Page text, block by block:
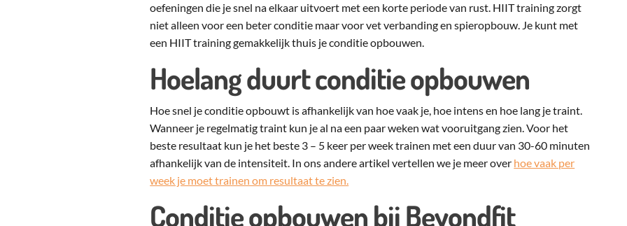
oefeningen die je snel na elkaar uitvoert met een korte periode van rust. HIIT training zorgt
niet alleen voor een beter conditie maar voor vet verbanding en spieropbouw. Je kunt met
een HIIT training gemakkelijk thuis je conditie opbouwen.
Hoelang duurt conditie opbouwen
Hoe snel je conditie opbouwt is afhankelijk van hoe vaak je, hoe intens en hoe lang je traint.
Wanneer je regelmatig traint kun je al na een paar weken wat vooruitgang zien. Voor het
beste resultaat kun je het beste 3 – 5 keer per week trainen met een duur van 30-60 minuten
afhankelijk van de intensiteit. In ons andere artikel vertellen we je meer over hoe vaak per
week je moet trainen om resultaat te zien.
Conditie opbouwen bij Beyondfit